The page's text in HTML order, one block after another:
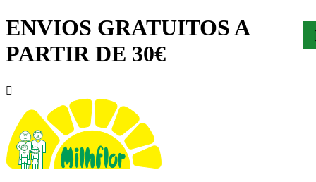
ENVIOS GRATUITOS A
PARTIR DE 30€
